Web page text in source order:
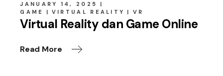
JANUARY 14, 2025
GAME
VIRTUAL REALITY VR
Virtual Reality dan Game Online
Read More